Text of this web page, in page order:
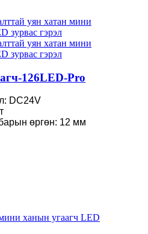
126LED-Pro
DC24V
өргөн: 12 мм